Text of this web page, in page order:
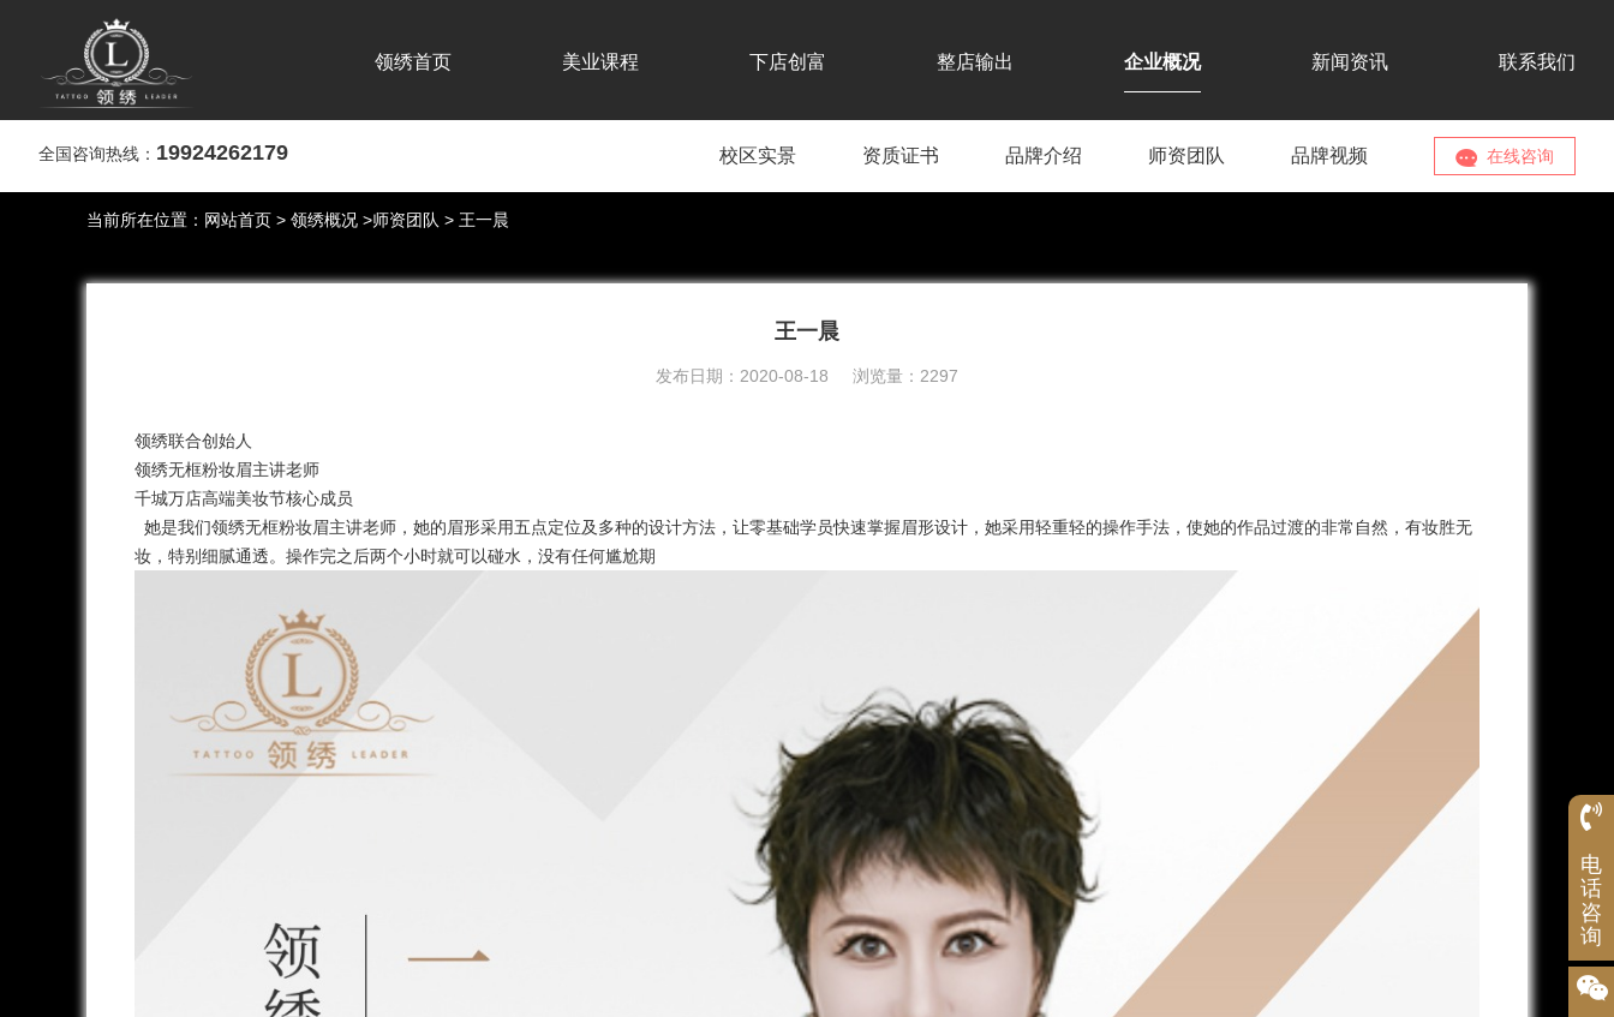
领绣首页 美业课程 下店创富 整店输出 企业概况 新闻资讯 联系我们
全国咨询热线： 19924262179 在线咨询
校区实景 资质证书 品牌介绍 师资团队 品牌视频
当前所在位置： 网站首页 > 领绣概况 >师资团队 > 王一晨
王一晨
发布日期：2020-08-18 浏览量：2297
领绣联合创始人
领绣无框粉妆眉主讲老师
千城万店高端美妆节核心成员
她是我们领绣无框粉妆眉主讲老师，她的眉形采用五点定位及多种的设计方法，让零基础学员快速掌握眉形设计，她采用轻重轻的操作手法，使她的作品过渡的非常自然，有妆胜无
妆，特别细腻通透。操作完之后两个小时就可以碰水，没有任何尴尬期
电
话
咨
询
务
热
线